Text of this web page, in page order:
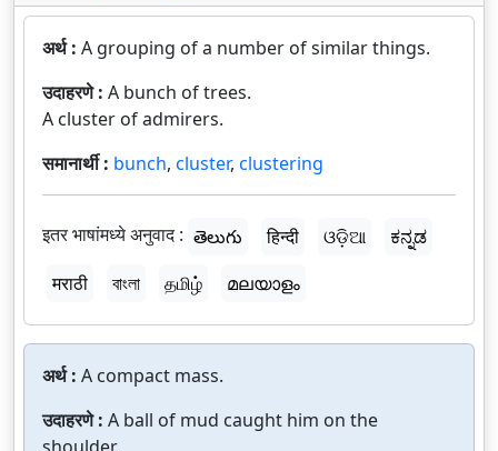
अर्थ : A grouping of a number of similar things.
उदाहरणे : A bunch of trees.
A cluster of admirers.
समानार्थी : bunch, cluster, clustering
इतर भाषांमध्ये अनुवाद : తెలుగు हिन्दी ଓଡ଼ିଆ
ಕನ್ನಡ
मराठी
বাংলা தமிழ் മലയാളം
अर्थ : A compact mass.
उदाहरणे : A ball of mud caught him on the